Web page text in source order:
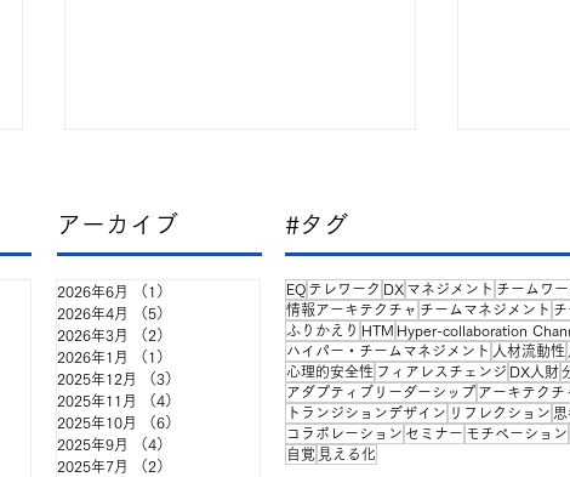
「自律」と「協働」を掲げて
も、なぜチームはうまく動か
ないのか ——『企業と人材』
出張
ネスイ
アーカイブ #タグ
34件の記事
2026年6月 （1）
2026年4月
（5）
2026年3月
（2）
2026年1月
（1）
2025年12月
（3）
2025年11月
（4）
2025年10月
（6）
2025年9月
（4）
2025年7月
（2）
EQ テレワーク DX マネジメント チームワ
情報アーキテクチャ チームマネジメント
ふりかえり HTM Hyper-collaboration
ハイパー・チームマネジメント 人材流動性
心理的安全性 フィアレスチェンジ DX人財
アダプティブリーダーシップ アーキテクチ
トランジションデザイン リフレクション
コラボレーション セミナー モチベーション
自覚 見える化